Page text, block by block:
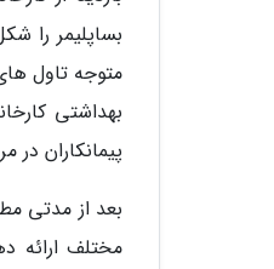
بساپلیمر را
متوجه تاول
بهداشتی
پیمانکاران
بعد از مدتی